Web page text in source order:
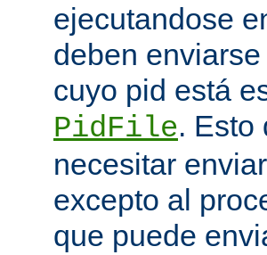
ejecutandose
deben
cuyo pid está
PidFile. Esto
necesitar
excepto al
que puede